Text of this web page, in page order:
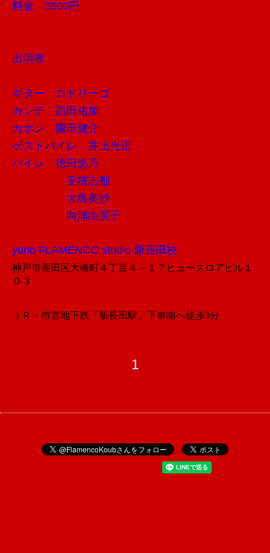
料金 3500円
出演者
ギター ロドリーゴ
カンテ 西田祐加
カホン 園田健介
ゲストバイレ 井上光正
バイレ 徳田悠乃
安積志都
大島美抄
向浦由実子
yuno FLAMENCO studio 新長田校
神戸市長田区大橋町４丁目４－１７ ヒュースロアビル１
０３
ＪＲ・市営地下鉄「新長田駅」下車南へ徒歩3分
1